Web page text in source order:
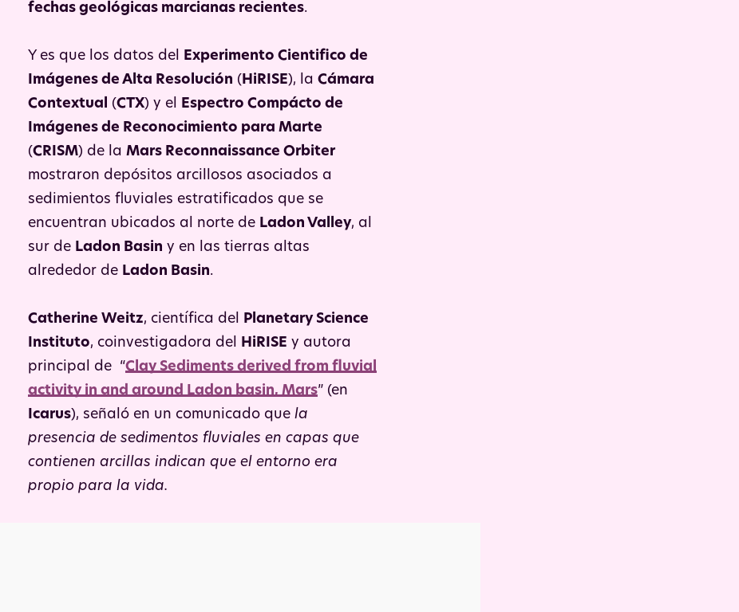
fechas geológicas marcianas recientes.
Y es que los datos del
Experimento Cientifico de
Imágenes de Alta Resolución ( HiRISE), la Cámara
Contextual
(CTX) y el
Espectro Compácto de
Imágenes de Reconocimiento para Marte
(CRISM) de la Mars Reconnaissance Orbiter
mostraron depósitos arcillosos asociados a
sedimientos fluviales estratificados que se
encuentran ubicados al norte de Ladon Valley, al
sur de Ladon Basin y en las tierras altas
alrededor de Ladon Basin.
Catherine Weitz, científica del
Planetary Science
Instituto, coinvestigadora del HiRISE y autora
principal de “Clay Sediments derived from fluvial
activity in and around Ladon basin, Mars” (en
Icarus), señaló en un comunicado que la
presencia de sedimentos fluviales en capas que
contienen arcillas indican que el entorno era
propio para la vida.